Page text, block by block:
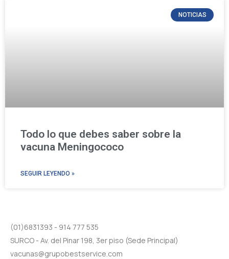
NOTICIAS
Todo lo que debes saber sobre la
vacuna Meningococo
SEGUIR LEYENDO »
(01)6831393 - 914 777 535
SURCO - Av. del Pinar 198, 3er piso (Sede Principal)
vacunas@grupobestservice.com